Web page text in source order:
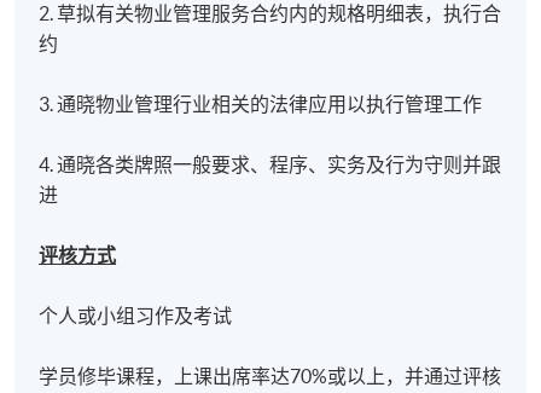
2. 草拟有关物业管理服务合约内的规格明细表，执行合
约
3. 通晓物业管理行业相关的法律应用以执行管理工作
4. 通晓各类牌照一般要求、程序、实务及行为守则并跟
进
评核方式
个人或小组习作及考试
学员修毕课程，上课出席率达70%或以上，并通过评核